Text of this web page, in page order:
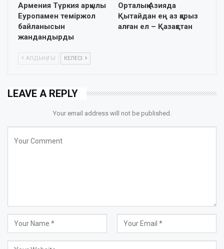
Армения Түркия арқылы
Еуропамен теміржол
байланысын
жандандырды
Орталық Азияда
Қытайдан ең аз қарыз
алған ел – Қазақстан
АЛДЫҢҒЫ КЕЛЕСІ
LEAVE A REPLY
Your email address will not be published.